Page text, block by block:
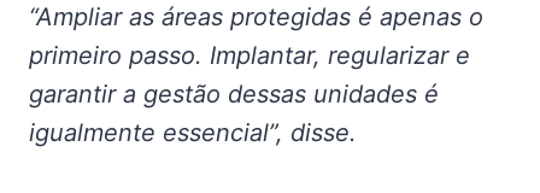
“Ampliar as áreas protegidas é apenas o
primeiro passo. Implantar, regularizar e
garantir a gestão dessas unidades é
igualmente essencial”, disse.